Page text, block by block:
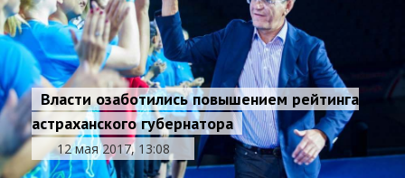
Власти озаботились повышением рейтинга
астраханского губернатора
12 мая 2017, 13:08